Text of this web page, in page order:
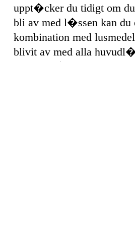
uppt�cker du tidigt om
bli av med l�ssen kan du
kombination med
blivit av med alla